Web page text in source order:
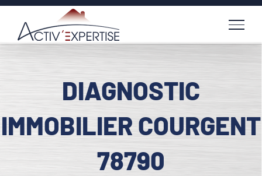
Passer
contenu
DIAGNOSTIC
IMMOBILIER COURGENT
78790